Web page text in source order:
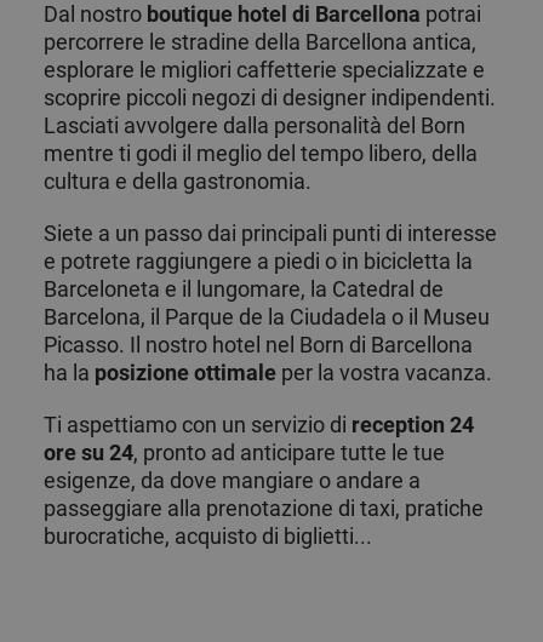
Dal nostro boutique hotel di Barcellona potrai
percorrere le stradine della Barcellona antica,
esplorare le migliori caffetterie specializzate e
scoprire piccoli negozi di designer indipendenti.
Lasciati avvolgere dalla personalità del Born
mentre ti godi il meglio del tempo libero, della
cultura e della gastronomia.
Siete a un passo dai principali punti di interesse
e potrete raggiungere a piedi o in bicicletta la
Barceloneta e il lungomare, la Catedral de
Barcelona, il Parque de la Ciudadela o il Museu
Picasso. Il nostro hotel nel Born di Barcellona
ha la posizione ottimale per la vostra vacanza.
Ti aspettiamo con un servizio di reception 24
ore su 24, pronto ad anticipare tutte le tue
esigenze, da dove mangiare o andare a
passeggiare alla prenotazione di taxi, pratiche
burocratiche, acquisto di biglietti...